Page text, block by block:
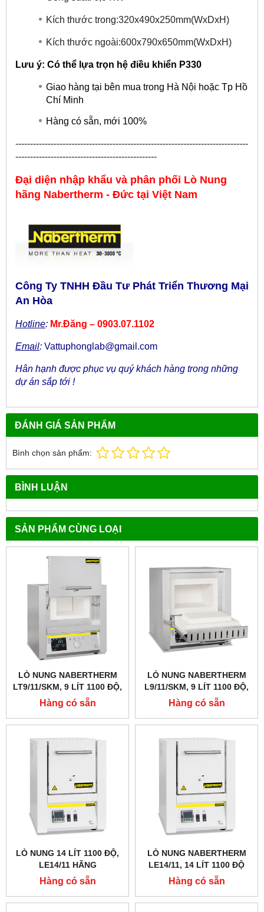
Kích thước trong:320x490x250mm(WxDxH)
Kích thước ngoài:600x790x650mm(WxDxH)
Lưu ý: Có thể lựa trọn hệ điều khiển P330
Giao hàng tại bên mua trong Hà Nội hoặc Tp Hồ
Chí Minh
Hàng có sẵn, mới 100%
-------------------------------------------------------------------------------
------------------------------------------------
Đại diện nhập khẩu và phân phối Lò Nung
hãng Nabertherm - Đức tại Việt Nam
Công Ty TNHH Đầu Tư Phát Triển Thương Mại
An Hòa
Hotline: Mr.Đăng – 0903.07.1102
Email: Vattuphonglab@gmail.com
Hân hạnh được phục vụ quý khách hàng trong những
dự án sắp tới !
ĐÁNH GIÁ SẢN PHẨM
Bình chọn sản phẩm:
BÌNH LUẬN
SẢN PHẨM CÙNG LOẠI
LÒ NUNG NABERTHERM
LT9/11/SKM, 9 LÍT 1100 ĐỘ,
GIA NHIỆT 4 MẶT, CỬA
TRƯỢT LÊN
Hàng có sẵn
LÒ NUNG NABERTHERM
L9/11/SKM, 9 LÍT 1100 ĐỘ,
GIA NHIỆT 4 MẶT
Hàng có sẵn
LÒ NUNG 14 LÍT 1100 ĐỘ,
LE14/11 HÃNG
NABERTHERM - ĐỨC
Hàng có sẵn
LÒ NUNG NABERTHERM
LE14/11, 14 LÍT 1100 ĐỘ
Hàng có sẵn